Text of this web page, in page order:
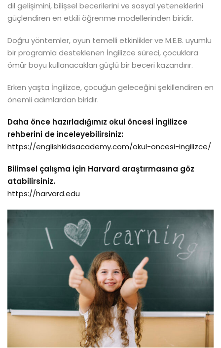
dil gelişimini, bilişsel becerilerini ve sosyal yeteneklerini
güçlendiren en etkili öğrenme modellerinden biridir.
Doğru yöntemler, oyun temelli etkinlikler ve M.E.B. uyumlu
bir programla desteklenen İngilizce süreci, çocuklara
ömür boyu kullanacakları güçlü bir beceri kazandırır.
Erken yaşta İngilizce, çocuğun geleceğini şekillendiren en
önemli adımlardan biridir.
Daha önce hazırladığımız okul öncesi İngilizce
rehberini de inceleyebilirsiniz:
https://englishkidsacademy.com/okul-oncesi-ingilizce/
Bilimsel çalışma için Harvard araştırmasına göz
atabilirsiniz.
https://harvard.edu